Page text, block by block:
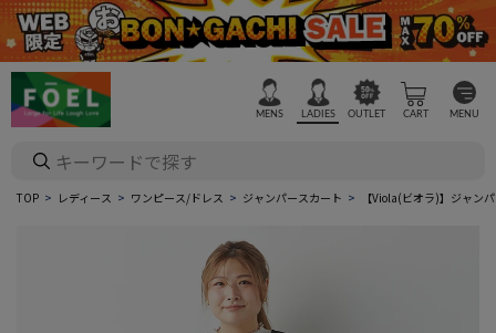
MENS LADIES OUTLET CART MENU
TOP レディース ワンピース/ドレス ジャンパースカート 【Viola(ビオラ)】ジャン